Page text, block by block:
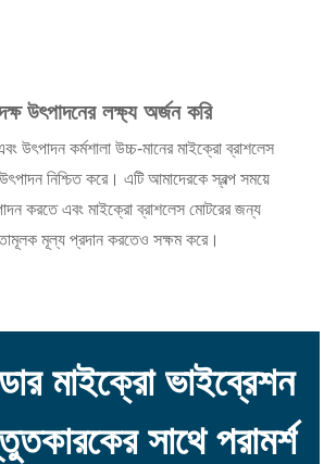
উৎপাদনের লক্ষ্য অর্জন করি
উৎপাদন কর্মশালা উচ্চ-মানের মাইক্রো ব্রাশলেস
নিশ্চিত করে। এটি আমাদেরকে স্বল্প সময়ে
করতে এবং মাইক্রো ব্রাশলেস মোটরের জন্য
মূল্য প্রদান করতেও সক্ষম করে।
মাইক্রো ভাইব্রেশন
সাথে পরামর্শ